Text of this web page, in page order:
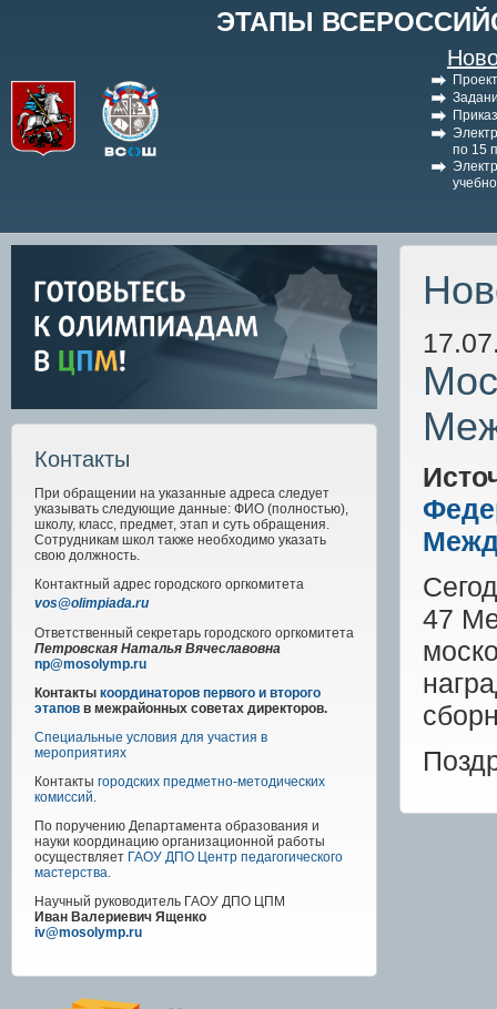
ЭТАПЫ
по 15
Контакты
При обращении на указанные адреса следует
указывать следующие данные: ФИО (полностью),
школу, класс, предмет, этап и суть обращения.
Сотрудникам школ также необходимо указать
свою должность.
Контактный адрес городского оргкомитета
vos@olimpiada.ru
Ответственный секретарь городского оргкомитета
Петровская Наталья Вячеславовна
np@mosolymp.ru
Контакты координаторов первого и второго
этапов в межрайонных советах директоров.
Специальные условия для участия в
мероприятиях
Контакты городских предметно-методических
комиссий.
По поручению Департамента образования и
науки координацию организационной работы
осуществляет ГАОУ ДПО Центр педагогического
мастерства.
Научный руководитель ГАОУ ДПО ЦПМ
Иван Валериевич Ященко
iv@mosolymp.ru
47